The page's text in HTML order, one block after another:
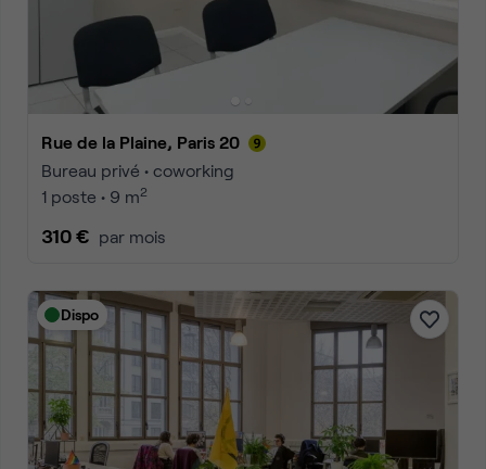
Rue de la Plaine, Paris 20
Bureau privé • coworking
1 poste • 9 m2
310 € par mois
Dispo